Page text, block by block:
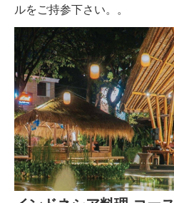
ルをご持参下さい。
。